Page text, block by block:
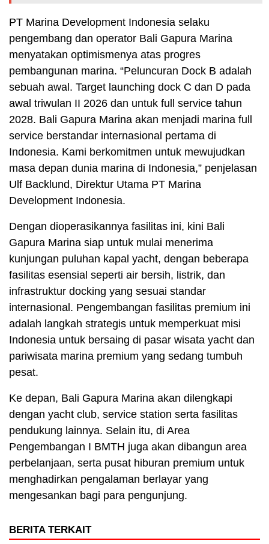
PT Marina Development Indonesia selaku
pengembang dan operator Bali Gapura Marina
menyatakan optimismenya atas progres
pembangunan marina. “Peluncuran Dock B adalah
sebuah awal. Target launching dock C dan D pada
awal triwulan II 2026 dan untuk full service tahun
2028. Bali Gapura Marina akan menjadi marina full
service berstandar internasional pertama di
Indonesia. Kami berkomitmen untuk mewujudkan
masa depan dunia marina di Indonesia,” penjelasan
Ulf Backlund, Direktur Utama PT Marina
Development Indonesia.
Dengan dioperasikannya fasilitas ini, kini Bali
Gapura Marina siap untuk mulai menerima
kunjungan puluhan kapal yacht, dengan beberapa
fasilitas esensial seperti air bersih, listrik, dan
infrastruktur docking yang sesuai standar
internasional. Pengembangan fasilitas premium ini
adalah langkah strategis untuk memperkuat misi
Indonesia untuk bersaing di pasar wisata yacht dan
pariwisata marina premium yang sedang tumbuh
pesat.
Ke depan, Bali Gapura Marina akan dilengkapi
dengan yacht club, service station serta fasilitas
pendukung lainnya. Selain itu, di Area
Pengembangan I BMTH juga akan dibangun area
perbelanjaan, serta pusat hiburan premium untuk
menghadirkan pengalaman berlayar yang
mengesankan bagi para pengunjung.
BERITA TERKAIT